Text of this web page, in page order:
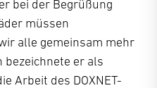
bei der Begrüßung
müssen
alle gemeinsam mehr
bezeichnete er als
Arbeit des DOXNET-